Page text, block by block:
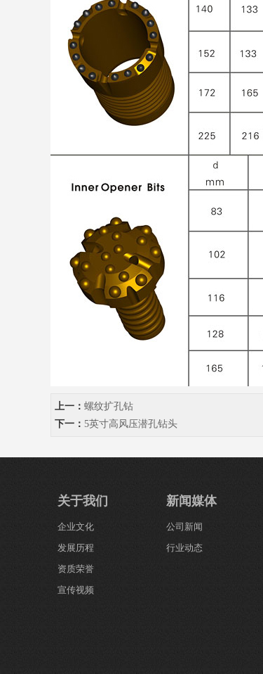
上一： 螺纹扩孔钻
下一： 5英寸高风压潜孔钻头
关于我们
企业文化
发展历程
资质荣誉
宣传视频
新闻媒体
公司新闻
行业动态